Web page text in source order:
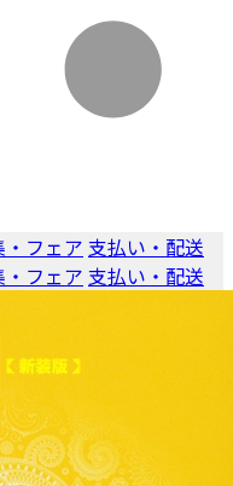
・フェア 支払い・配送
・フェア 支払い・配送